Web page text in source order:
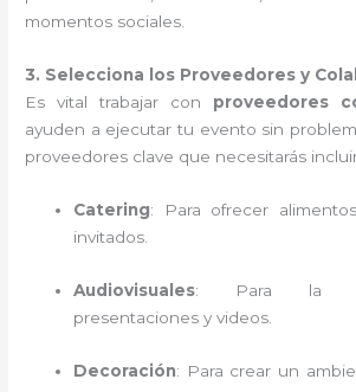
momentos sociales.
3. Selecciona los Proveedores y
Es vital trabajar con proveedores
ayuden a ejecutar tu evento sin
proveedores clave que necesitarás
Catering: Para ofrecer
invitados.
Audiovisuales: Para la
presentaciones y videos.
Decoración: Para crear un